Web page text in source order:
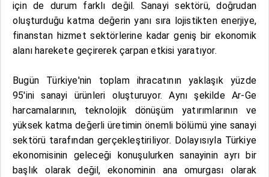
için de durum farklı değil. Sanayi sektörü, doğrudan
oluşturduğu katma değerin yanı sıra lojistikten enerjiye,
finanstan hizmet sektörlerine kadar geniş bir ekonomik
alanı harekete geçirerek çarpan etkisi yaratıyor.
Bugün Türkiye'nin toplam ihracatının yaklaşık yüzde
95'ini sanayi ürünleri oluşturuyor. Aynı şekilde Ar-Ge
harcamalarının, teknolojik dönüşüm yatırımlarının ve
yüksek katma değerli üretimin önemli bölümü yine sanayi
sektörü tarafından gerçekleştiriliyor. Dolayısıyla Türkiye
ekonomisinin geleceği konuşulurken sanayinin ayrı bir
başlık olarak değil, ekonominin ana omurgası olarak